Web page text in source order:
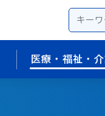
医療・福祉・